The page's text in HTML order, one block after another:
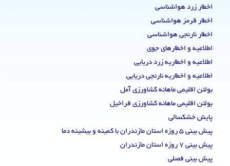
اخطار زرد هواشناسی
اخطار قرمز هواشناسی
اخطار نارنجی هواشناسی
اطلاعیه و اخطارهای جوی
اطلاعیه و اخطاریه زرد دریایی
اطلاعیه و اخطاریه نارنجی دریایی
بولتن اقلیمی ماهانه کشاورزی آمل
بولتن اقلیمی ماهانه کشاورزی قراخیل
پایش خشکسالی
پیش بینی 5 روزه استان مازندران با کمینه و بیشینه دما
پیش بینی 7 روزه استان مازندران
پیش بینی فصلی